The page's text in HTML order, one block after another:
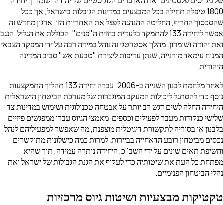
1800 טיפלה תחילה בכל המבצעים במדינות הגובלות בישראל, אך ככל
שהסכסוך החריף, החליטה ההנהגה לפצל את האחריות הזו. ארגון מחדש זה
אפשר ליחידה 133 להתמקד בלעדית בחזית ה"פנים", הכוללת את הגליל, הנגב
ואת יהודה ושומרון. מהלך אסטרטגי זה נוהל במידה רבה על ידי המפקד הצבאי
המנוח עימאד מורנייה, שנתן עדיפות ליצירת "טבעת אש" סביב המדינה
היהודית.
לאחר מלחמת לבנון השנייה ב-2006, עברה יחידה 133 תהליך התמקצעות
נוסף כדי להסתגל ליכולות המעקב המוגברות של מערכת הביטחון הישראלית.
היחידה החלה לשים דגש רב יותר על אבטחה טכנולוגית ושימוש במדינות צד
שלישי כנקודות מעבר לפעילים וכספים. מאמצי הגיוס עברו ממפגשים פיזיים
בלבנון או בסוריה לתקשורת דיגיטלית מוצפנת, מה שאפשר למפעיליהם לנהל
נכסים מביטחון רובע הדאחייה בביירות. למרות כמה כישלונות מתוקשרים
וחשיפת תאים שונים על ידי השב"כ, היחידה נותרה עמידה, תוך שהיא
מפתחת כל העת את שיטותיה כדי לעקוף את הגנת הגבולות של ישראל ואת
נהלי הביטחון הפנימיים.
טקטיקות מבצעיות ושיטות גיוס מרכזיות